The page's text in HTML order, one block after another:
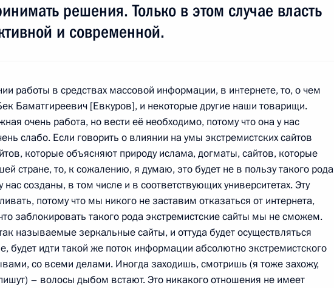
с учителями средней общеобразовательной
1
года, понедельник
18:00
1
слово на заседании Комиссии по модернизации
развитию экономики России
15:00 Покров, Владимирская область
решения. Только в этом случае власть
и современной.
работы в средствах массовой информации, в интернете, то, о чем
Баматгиреевич [Евкуров], и некоторые другие наши товарищи.
очень работа, но вести её необходимо, потому что она у нас
слабо. Если говорить о влиянии на умы экстремистских сайтов
которые объясняют природу ислама, догматы, сайтов, которые
стране, то, к сожалению, я думаю, это будет не в пользу такого рода
нас созданы, в том числе и в соответствующих университетах. Эту
потому что мы никого не заставим отказаться от интернета,
заблокировать такого рода экстремистские сайты мы не сможем.
называемые зеркальные сайты, и оттуда будет осуществляться
будет идти такой же поток информации абсолютно экстремистского
со всеми делами. Иногда заходишь, смотришь (я тоже захожу,
– волосы дыбом встают. Это никакого отношения не имеет